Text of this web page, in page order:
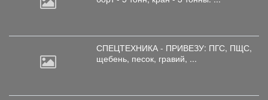
СПЕЦТЕХНИКА - ПРИВЕЗУ: ПГС, ПЩС,
щебень, песок, гравий, ...